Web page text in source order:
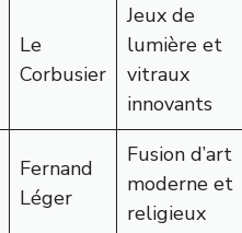
Le
Corbusier
Jeux de
lumière et
vitraux
innovants
Fernand
Léger
Fusion d’art
moderne et
religieux